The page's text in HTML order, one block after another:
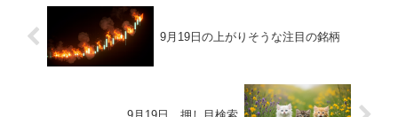
9月19日の上がりそうな注目の銘柄